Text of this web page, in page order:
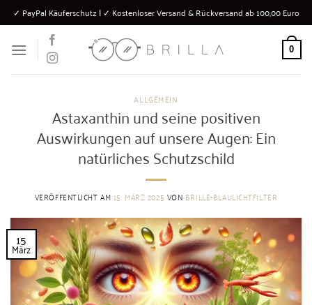
Zum
Inhalt
springen
✓ PayPal Käuferschutz Ι ✓ Kostenloser Versand & Rückversand ab 100,00 Euro
0
ALLGEMEIN
Astaxanthin und seine positiven
Auswirkungen auf unsere Augen: Ein
natürliches Schutzschild
VERÖFFENTLICHT AM15. MÄRZ 2025 VON BRILLE-BLAULICHTFILTER
15
März